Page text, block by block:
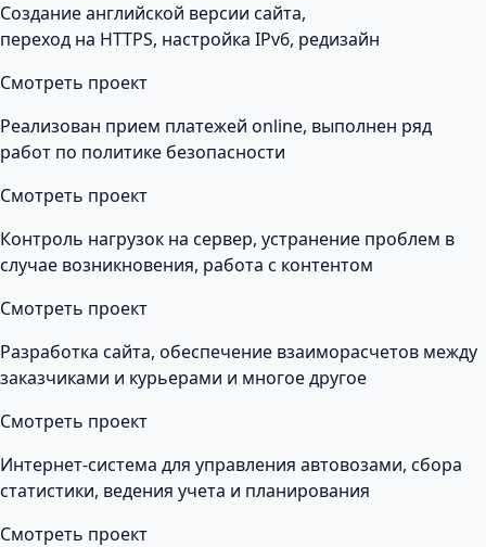
Создание английской версии сайта,
переход на HTTPS, настройка IPv6, редизайн
Смотреть проект
Реализован прием платежей online, выполнен ряд
работ по политике безопасности
Смотреть проект
Контроль нагрузок на сервер, устранение проблем в
случае возникновения, работа с контентом
Смотреть проект
Разработка сайта, обеспечение взаиморасчетов между
заказчиками и курьерами и многое другое
Смотреть проект
Интернет-система для управления автовозами, сбора
статистики, ведения учета и планирования
Смотреть проект